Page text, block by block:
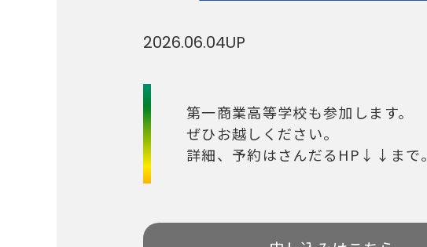
2026.06.04UP
第一商業高等学校も参加します。
ぜひお越しください。
詳細、予約はさんだるHP↓↓まで。